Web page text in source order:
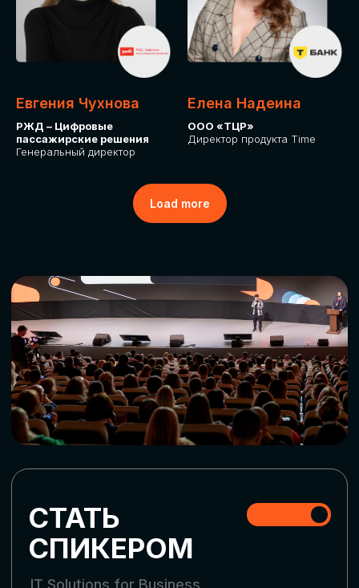
Евгения Чухнова
РЖД – Цифровые
пассажирские решения
Генеральный директор
Елена Надеина
ООО «ТЦР»
Директор продукта Time
Load more